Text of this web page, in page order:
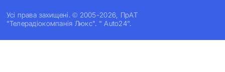
Усi права захищенi. © 2005-2026, ПрАТ
"Телерадіокомпанія Люкс". " Auto24".